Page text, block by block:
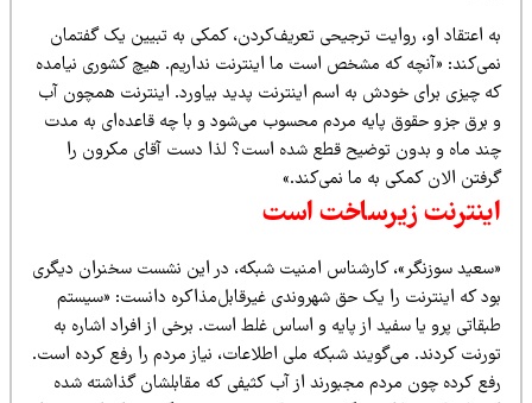
اعتقاد او، روایت ترجیحی تعریف‌کردن، کمکی به تبیین یک گفتمان
«آنچه که مشخص است ما اینترنت نداریم. هیچ کشوری نیامده
چیزی برای خودش به اسم اینترنت پدید بیاورد. اینترنت همچون آب
برق جزو حقوق پایه مردم محسوب می‌شود و با چه قاعده‌ای به مدت
ماه و بدون توضیح قطع شده است؟ لذا دست آقای مکرون را
الان کمکی به ما نمی‌کند.»
زیرساخت است
سوزنگر»، کارشناس امنیت شبکه، در این نشست سخنران دیگری
که اینترنت را یک حق شهروندی غیرقابل‌مذاکره دانست: «سیستم
پرو یا سفید از پایه و اساس غلط است. برخی از افراد اشاره به
کردند. می‌گویند شبکه ملی اطلاعات، نیاز مردم را رفع کرده است.
کرده چون مردم مجبورند از آب کثیفی که مقابلشان گذاشته شده